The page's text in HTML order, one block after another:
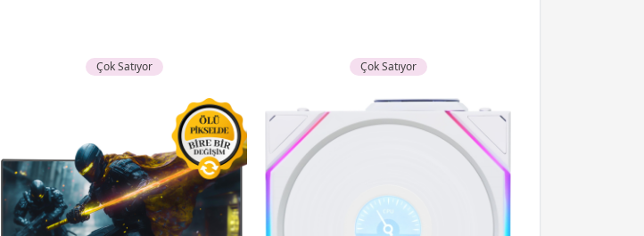
Çok Satıyor Çok Satıyor